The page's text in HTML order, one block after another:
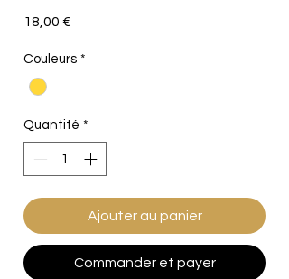
18,00 €
Couleurs *
Quantité *
Ajouter au panier
Commander et payer